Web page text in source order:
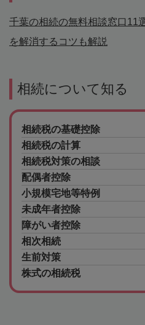
千葉の相続の無料相談窓口
を解消するコツも解説
相続について知る
相続税の基礎控除
相続税の計算
相続税対策の相談
配偶者控除
小規模宅地等特例
未成年者控除
障がい者控除
相次相続
生前対策
株式の相続税